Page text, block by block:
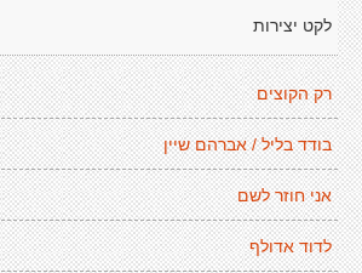
לקט יצירות
רק הקוצים
בודד בליל / אברהם שיין
אני חוזר לשם
לדוד אדולף